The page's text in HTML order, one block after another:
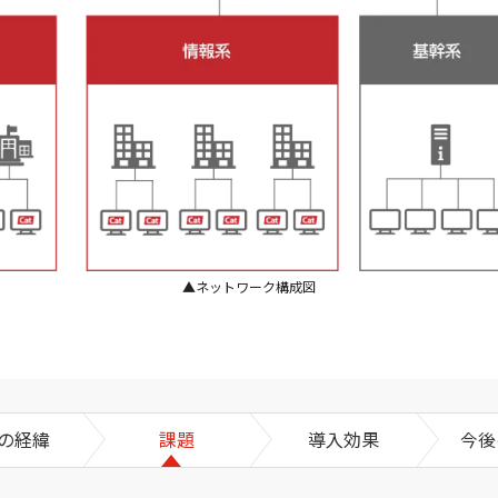
▲ネットワーク構成図
経緯 課題 導入効果 今